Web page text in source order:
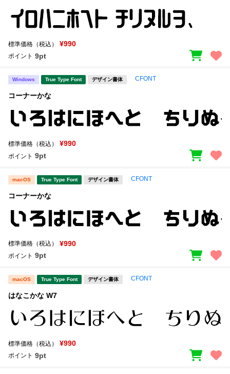
標準価格（税込） ¥990
ポイント 9pt
Windows True Type Font デザイン書体 CFONT
コーナーかな
標準価格（税込） ¥990
ポイント 9pt
macOS True Type Font デザイン書体 CFONT
コーナーかな
標準価格（税込） ¥990
ポイント 9pt
macOS True Type Font デザイン書体 CFONT
はなこかな W7
標準価格（税込） ¥990
ポイント 9pt